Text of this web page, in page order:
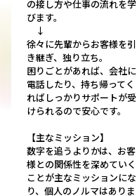
の接し方や仕事の流れを学
びます。
↓
徐々に先輩からお客様を引
き継ぎ、独り立ち。
困りごとがあれば、会社に
電話したり、持ち帰ってく
ればしっかりサポートが受
けられるので安心です。
【主なミッション】
数字を追うよりかは、お客
様との関係性を深めていく
ことが主なミッションにな
り、個人のノルマはありま